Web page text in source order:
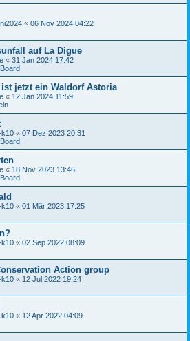
« 06 Nov 2024 04:22
auf La Digue
« 31 Jan 2024 17:42
jetzt ein Waldorf Astoria
« 12 Jan 2024 11:59
k10 « 07 Dez 2023 20:31
« 18 Nov 2023 13:46
k10 « 01 Mär 2023 17:25
k10 « 02 Sep 2022 08:09
Action group
k10 « 12 Jul 2022 19:24
k10 « 12 Apr 2022 04:09